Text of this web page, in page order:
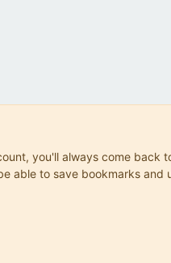
you'll always come back
able to save bookmarks and